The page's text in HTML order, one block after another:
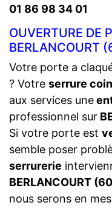
01 86 98 34 01
OUVERTURE DE
BERLANCOURT
Votre porte a
? Votre serrure
aux services une
professionnel sur
Si votre porte est
semble poser
serrurerie
BERLANCOURT
nous serons en